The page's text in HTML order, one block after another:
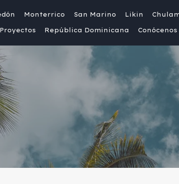
Monterrico San Marino Likin
Proyectos República Dominicana Conócenos